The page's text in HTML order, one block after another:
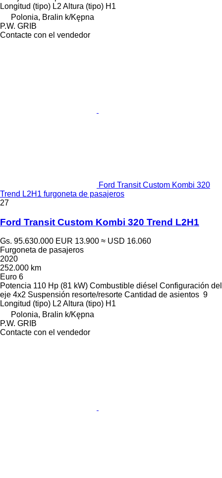
Longitud (tipo) L2 Altura (tipo) H1
Polonia, Bralin k/Kępna
P.W. GRIB
Contacte con el vendedor
Ford Transit Custom Kombi 320
Trend L2H1 furgoneta de pasajeros
27
Ford Transit Custom Kombi 320 Trend L2H1
Gs. 95.630.000 EUR 13.900 ≈ USD 16.060
Furgoneta de pasajeros
2020
252.000 km
Euro 6
Potencia 110 Hp (81 kW) Combustible diésel Configuración del
eje 4x2 Suspensión resorte/resorte Cantidad de asientos 9
Longitud (tipo) L2 Altura (tipo) H1
Polonia, Bralin k/Kępna
P.W. GRIB
Contacte con el vendedor